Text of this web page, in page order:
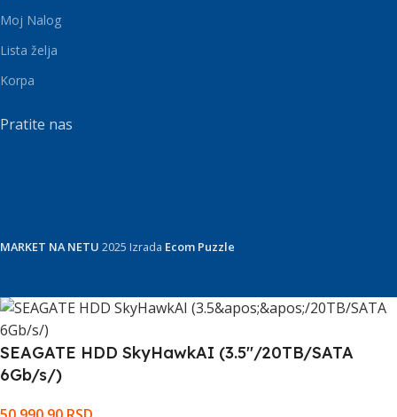
Moj Nalog
Lista želja
Korpa
Pratite nas
MARKET NA NETU 2025 Izrada Ecom Puzzle
SEAGATE HDD SkyHawkAI (3.5''/20TB/SATA
6Gb/s/)